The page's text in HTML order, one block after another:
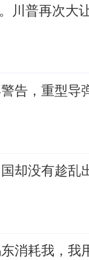
川普再次大
告，重型导
却没有趁乱
消耗我，我